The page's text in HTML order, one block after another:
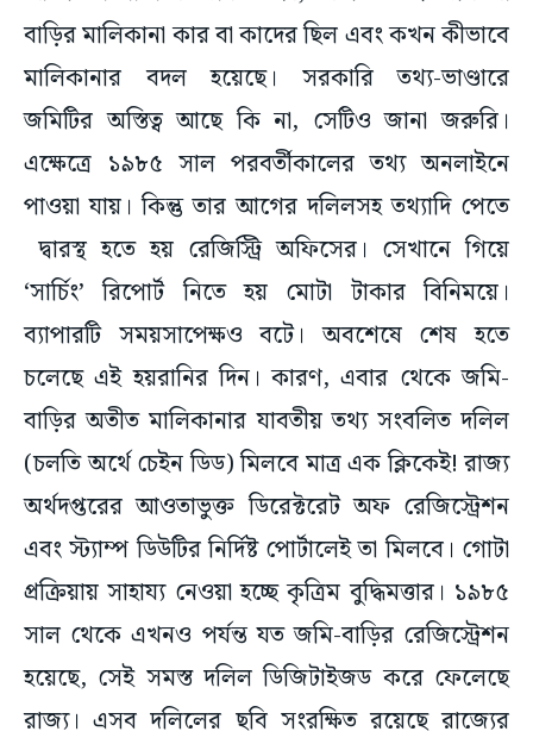
বাড়ির মালিকানা কার বা কাদের ছিল এবং কখন কীভাবে
মালিকানার বদল হয়েছে। সরকারি তথ্য-ভাণ্ডারে
জমিটির অস্তিত্ব আছে কি না, সেটিও জানা জরুরি।
এক্ষেত্রে ১৯৮৫ সাল পরবর্তীকালের তথ্য অনলাইনে
পাওয়া যায়। কিন্তু তার আগের দলিলসহ তথ্যাদি পেতে
দ্বারস্থ হতে হয় রেজিস্ট্রি অফিসের। সেখানে গিয়ে
‘সার্চিং’ রিপোর্ট নিতে হয় মোটা টাকার বিনিময়ে।
ব্যাপারটি সময়সাপেক্ষও বটে। অবশেষে শেষ হতে
চলেছে এই হয়রানির দিন। কারণ, এবার থেকে জমি-
বাড়ির অতীত মালিকানার যাবতীয় তথ্য সংবলিত দলিল
(চলতি অর্থে চেইন ডিড) মিলবে মাত্র এক ক্লিকেই! রাজ্য
অর্থদপ্তরের আওতাভুক্ত ডিরেক্টরেট অফ রেজিস্ট্রেশন
এবং স্ট্যাম্প ডিউটির নির্দিষ্ট পোর্টালেই তা মিলবে। গোটা
প্রক্রিয়ায় সাহায্য নেওয়া হচ্ছে কৃত্রিম বুদ্ধিমত্তার। ১৯৮৫
সাল থেকে এখনও পর্যন্ত যত জমি-বাড়ির রেজিস্ট্রেশন
হয়েছে, সেই সমস্ত দলিল ডিজিটাইজড করে ফেলেছে
রাজ্য। এসব দলিলের ছবি সংরক্ষিত রয়েছে রাজ্যের